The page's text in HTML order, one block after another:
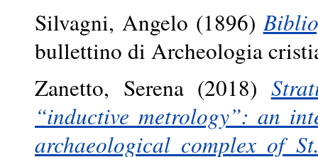
Silvagni, Angelo (1896)
bullettino di Archeologia
Zanetto, Serena(2018)
“inductive metrology”: an
archaeological complex of